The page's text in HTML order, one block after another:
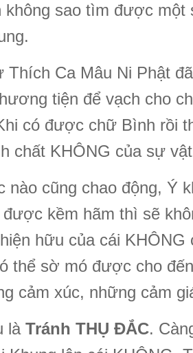
không sao tìm được một
Ca Mâu Ni Phật
tiện để vạch cho
có được chữ Bình rồi
chất KHÔNG của sự
nào cũng chao động, Ý
kềm hãm thì sẽ
hữu của cái KHÔNG
thể sờ mó được cho
cảm xúc, những cảm
là Tránh THỤ ĐẮC.